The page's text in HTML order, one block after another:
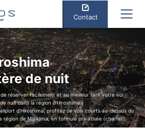
Contact
de nuit
de réserver facilement et au meilleur tarif votre vol
nuit dans la région d’Hiroshima.
d’Hiroshima, profitez de vols courts au-dessus du
région de Miyajima, en formule privatisée (charter).